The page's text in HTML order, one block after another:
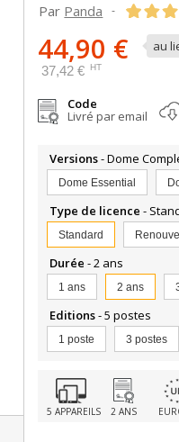
Par Panda -
44,90 € au
37,42 € HT
Code
Livré par email
Versions- Dome
Dome Essential
Type de licence-
Standard
Durée- 2 ans
1 ans 2 ans
Editions- 5 postes
1 poste 3 postes
5 APPAREILS 2 ANS